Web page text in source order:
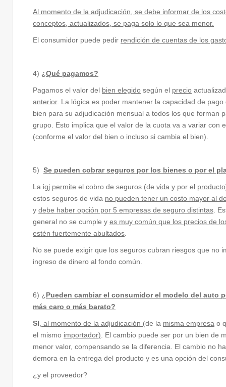
Al momento de la adjudicación, se debe informar de los
conceptos, actualizados, se paga solo lo que sea menor.
El consumidor puede pedir rendición de cuentas de los
4) ¿Qué pagamos?
Pagamos el valor del bien elegido según el precio
anterior. La lógica es poder mantener la capacidad de pago
bien para su adjudicación mensual a todos los que forman
grupo. Esto implica que el valor de la cuota va a variar con
(conforme el valor del bien o incluso si cambia el bien).
5) Se pueden cobrar seguros por los bienes o por el
La igj permite el cobro de seguros (de vida y por el producto
estos seguros de vida no pueden tener un costo mayor al
y debe haber opción por 5 empresas de seguro distintas .
general no se cumple y es muy común que los precios de
estén fuertemente abultados
No se puede exigir que los seguros cubran riesgos que no
ingreso de dinero al fondo común.
6) ¿ Pueden cambiar el consumidor el modelo del auto
más caro o más barato?
SI , al momento de la adjudicación (de la misma empresa o
el mismo importador) . El cambio puede ser por un bien de
menor valor, compensando se la diferencia. El cambio no
demora en la entrega del producto y es una opción del
¿y el proveedor?